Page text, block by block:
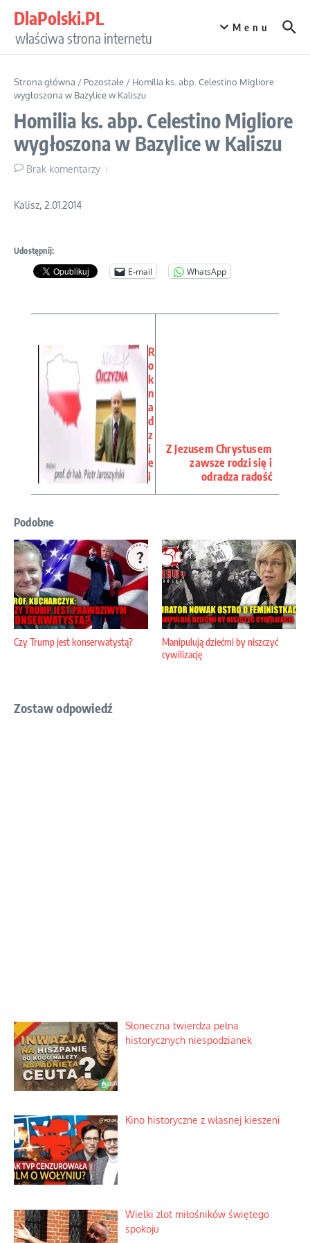
DlaPolski.PL
właściwa strona internetu
Menu
Strona główna / Pozostałe / Homilia ks. abp. Celestino Migliore
wygłoszona w Bazylice w Kaliszu
Homilia ks. abp. Celestino Migliore
wygłoszona w Bazylice w Kaliszu
Brak komentarzy
Kalisz, 2.01.2014
Udostępnij:
E-mail WhatsApp
R
o
k
n
a
d
z
i
e
i
Z Jezusem Chrystusem
zawsze rodzi się i
odradza radość
Podobne
Czy Trump jest konserwatystą?
Manipulują dziećmi by niszczyć
cywilizację
Zostaw odpowiedź
Słoneczna twierdza pełna
historycznych niespodzianek
Kino historyczne z własnej kieszeni
Wielki zlot miłośników świętego
spokoju